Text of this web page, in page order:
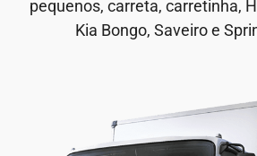
pequenos, carreta, carretinha,
Kia Bongo, Saveiro e